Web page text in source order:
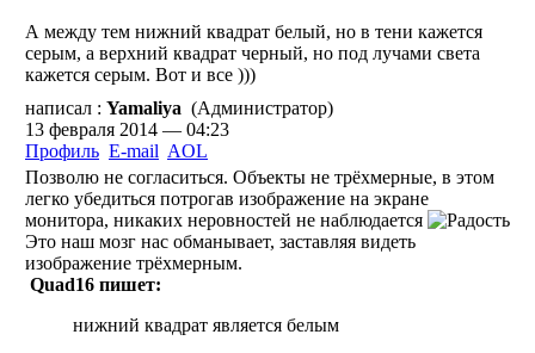
А между тем нижний квадрат белый, но в тени кажется
серым, а верхний квадрат черный, но под лучами света
кажется серым. Вот и все )))
написал : Yamaliya (Администратор)
13 февраля 2014 — 04:23
Профиль E-mail AOL
Позволю не согласиться. Объекты не трёхмерные, в этом
легко убедиться потрогав изображение на экране
монитора, никаких неровностей не наблюдается
Это наш мозг нас обманывает, заставляя видеть
изображение трёхмерным.
Quad16 пишет:
нижний квадрат является белым